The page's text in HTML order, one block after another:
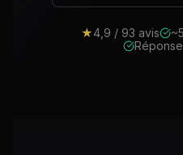
★4,9 / 93 avis